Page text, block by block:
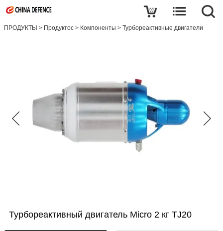
ПРОДУКТЫ > Продуктос > Компоненты > Турбореактивные двигатели
Турбореактивный двигатель Micro 2 кг TJ20